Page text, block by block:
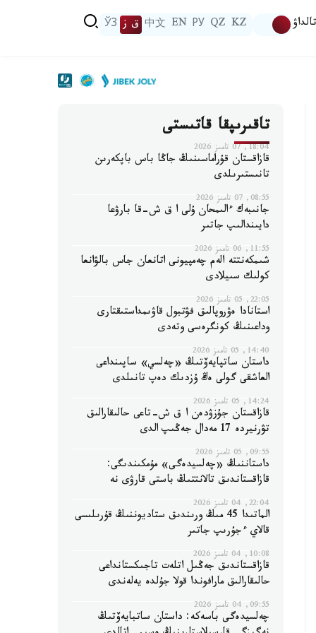
تالداۋ KZ
QZ
РУ
EN
中文 ق ز ЎЗ
تاقىرىپقا قاتىستى
18:04, 07 تامىز 2026
قازاقستان قۇراماسىنىڭ جاڭا باس باپكەرىن
تانىستىرىلدى
08:55, 07 تامىز 2026
جانىبەك ءالىمحان ۇلى ا ق ش-قا بارۋعا
دايىندالىپ جاتىر
11:55, 06 تامىز 2026
شىمكەنتتە الەم چەمپيونى اتانعان جاس بالۋانعا
كولىك سىيلادى
22:05, 05 تامىز 2026
استانادا ەۋروپالىق فۋتبول قاۋىمداستىقتارى
وداعىنىڭ كونگرەسى وتەدى
14:40, 05 تامىز 2026
داستان ساتپايەۆتىڭ «چەلسي» ساپىنداعى
العاشقى گولى ەڭ ۇزدىك دەپ تانىلدى
14:24, 05 تامىز 2026
قازاقستان جۇزۋدەن ا ق ش-تاعى حالىقارالىق
تۋرنيردە 17 مەدال جەڭىپ الدى
09:55, 05 تامىز 2026
داستاننىڭ «چەلسيدەگى» مۇمكىندىگى:
قازاقستاندىق تالانتتىڭ باستى قارۋى نە
22:04, 04 تامىز 2026
الماتىدا 45 مىڭ ورىندىق ستاديوننىڭ قۇرىلىسى
قالاي ءجۇرىپ جاتىر
10:08, 04 تامىز 2026
قازاقستاندىق جەڭىل اتلەت تاجىكستانداعى
حالىقارالىق مارافوندا قولا جۇلدە يەلەندى
09:55, 04 تامىز 2026
چەلسيدەگى باسەكە: داستان ساتبايەۆتىڭ